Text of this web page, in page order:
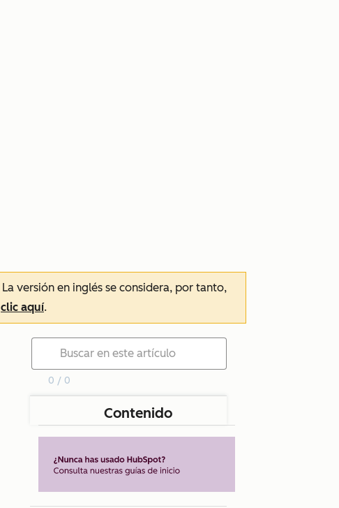
La versión en inglés se considera, por tanto,
clic aquí.
0 / 0
Contenido